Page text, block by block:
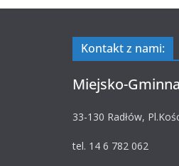
Kontakt z nami:
Miejsko-
33-130 Radłów,
tel. 14 6 782 062